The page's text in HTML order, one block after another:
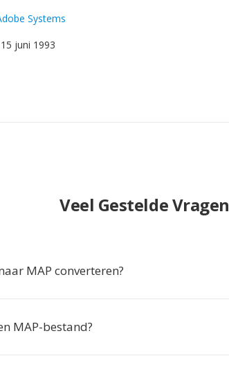
Systems
juni 1993
Veel Gestelde Vragen
MAP converteren?
MAP-bestand?